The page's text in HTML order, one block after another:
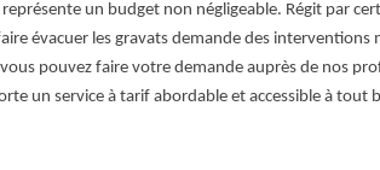
un budget non négligeable. Régit par
évacuer les gravats demande des interventions
pouvez faire votre demande auprès de nos
un service à tarif abordable et accessible à tout